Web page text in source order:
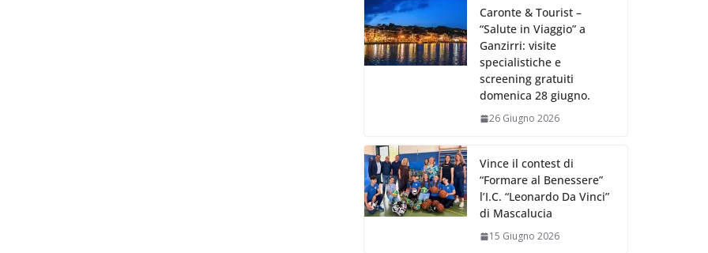
Caronte & Tourist –
“Salute in Viaggio” a
Ganzirri: visite
specialistiche e
screening gratuiti
domenica 28 giugno.
26 Giugno 2026
Vince il contest di
“Formare al Benessere”
l’I.C. “Leonardo Da Vinci”
di Mascalucia
15 Giugno 2026